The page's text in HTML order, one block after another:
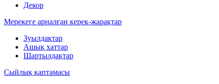
Декор
Мерекеге арналған керек-жарақтар
Зуылдақтар
Ашық хаттар
Шартылдақтар
Сыйлық қаптамасы